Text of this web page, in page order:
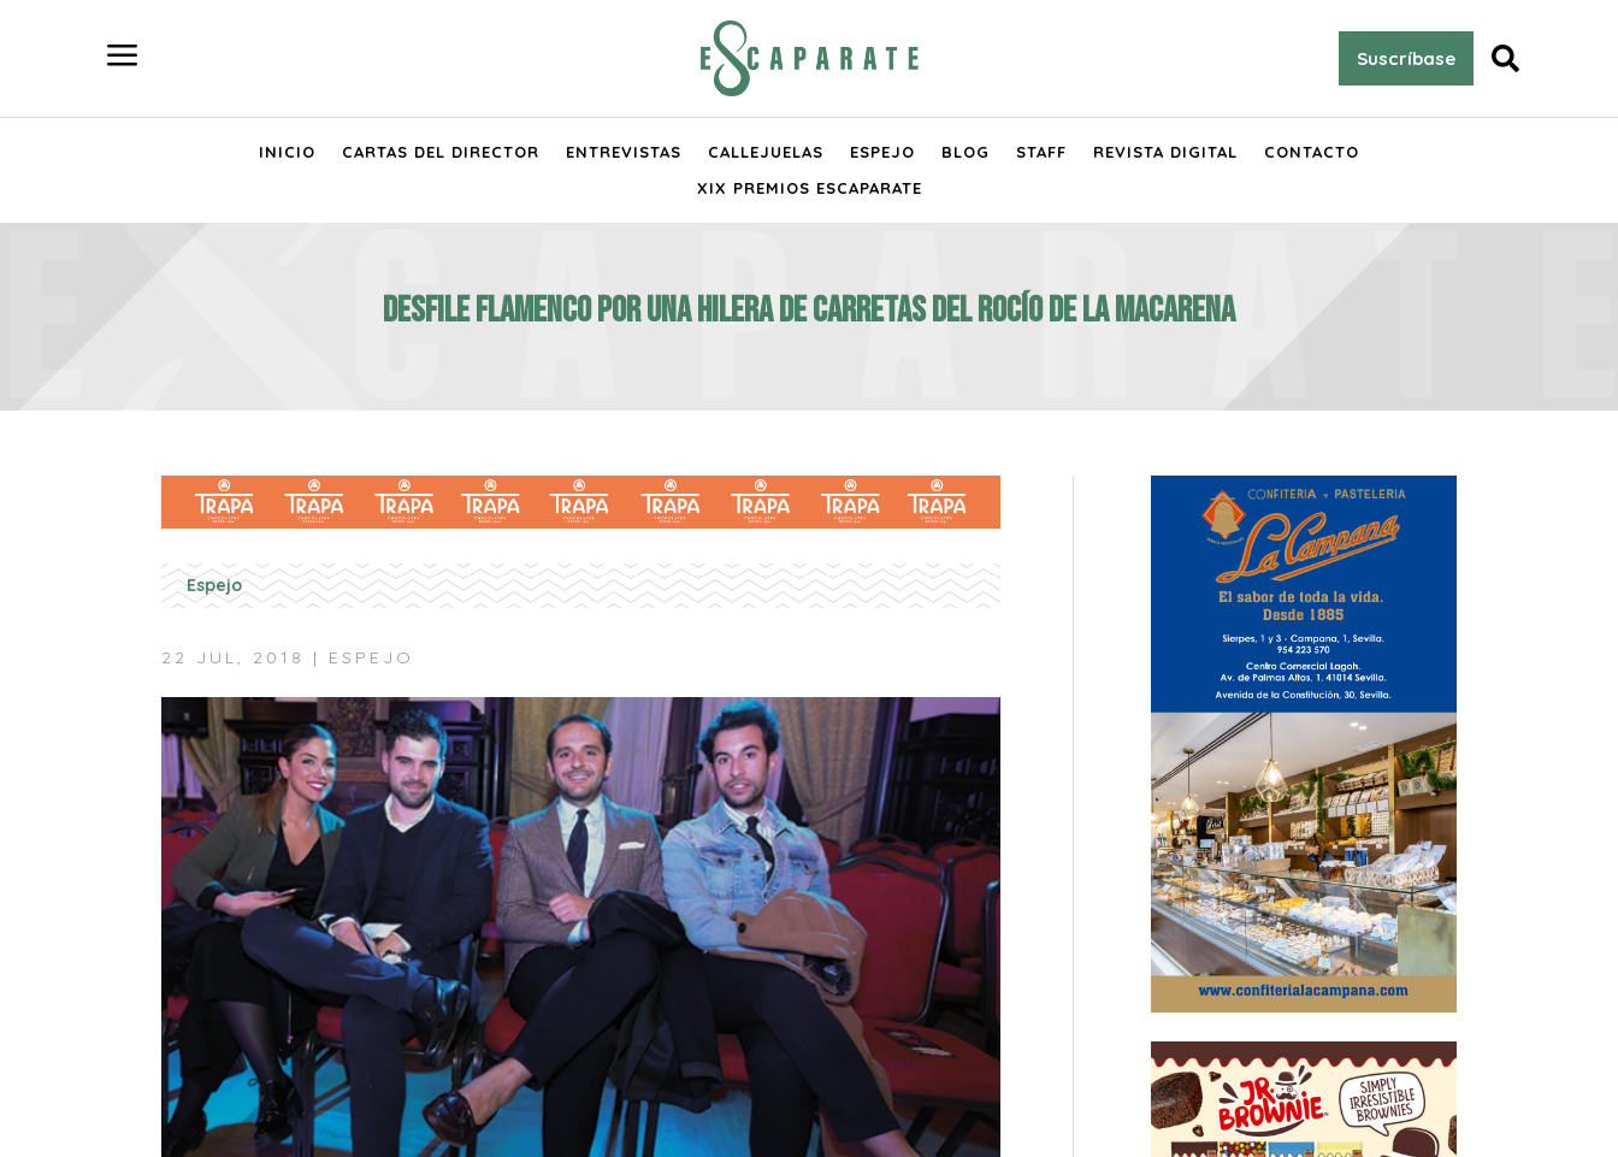
a Suscríbase 
INICIO CARTAS DEL DIRECTOR ENTREVISTAS CALLEJUELAS ESPEJO BLOG STAFF REVISTA DIGITAL
CONTACTO
XIX PREMIOS ESCAPARATE
Desfile flamenco por una hilera de carretas del Rocío de la Macarena
Espejo
22 JUL, 2018 | ESPEJO